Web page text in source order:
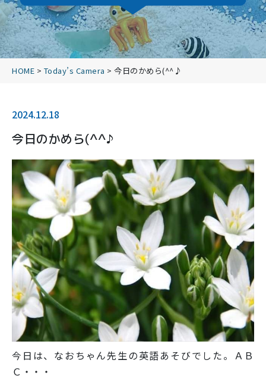
HOME > Today’s Camera > 今日のかめら(^^♪
2024.12.18
今日のかめら(^^♪
今日は、なおちゃん先生の英語あそびでした。ＡＢ
Ｃ・・・